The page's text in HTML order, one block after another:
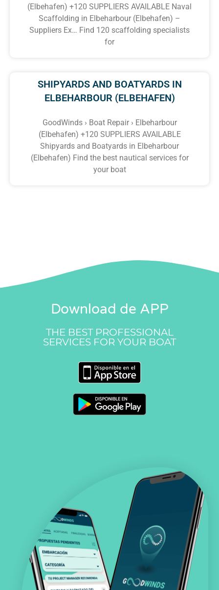
(Elbehafen) +120 SUPPLIERS AVAILABLE Naval
Scaffolding in Elbeharbour (Elbehafen) –
Suppliers Ex… Find 120 scaffolding specialists
for
SHIPYARDS AND BOATYARDS IN
ELBEHARBOUR (ELBEHAFEN)
GoodWinds › Boat Repair › Elbeharbour
(Elbehafen) +120 SUPPLIERS AVAILABLE
Shipyards and Boatyards in Elbeharbour
(Elbehafen) Find the best nautical services for
your boat
Download de APP
THE BEST PROFESSIONAL
SERVICES FOR YOUR BOAT